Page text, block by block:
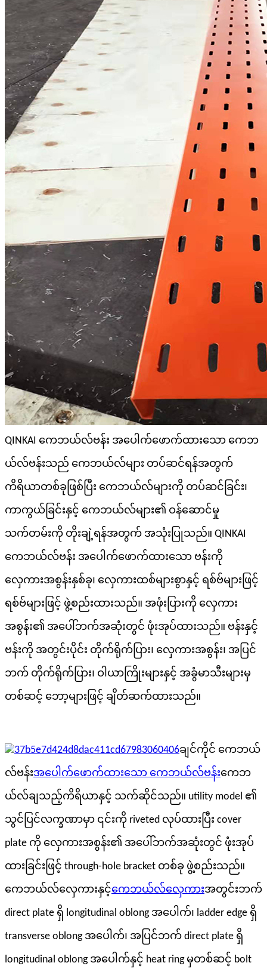
QINKAI ကေဘယ်လ်ဗန်း အပေါက်ဖောက်ထားသော ကေဘ
ယ်လ်ဗန်းသည် ကေဘယ်လ်များ တပ်ဆင်ရန်အတွက်
ကိရိယာတစ်ခုဖြစ်ပြီး ကေဘယ်လ်များကို တပ်ဆင်ခြင်း၊
ကာကွယ်ခြင်းနှင့် ကေဘယ်လ်များ၏ ဝန်ဆောင်မှု
သက်တမ်းကို တိုးချဲ့ရန်အတွက် အသုံးပြုသည်။ QINKAI
ကေဘယ်လ်ဗန်း အပေါက်ဖောက်ထားသော ဗန်းကို
လှေကားအစွန်းနှစ်ခု၊ လှေကားထစ်များစွာနှင့် ရစ်ဗ်များဖြင့်
ရစ်ဗ်များဖြင့် ဖွဲ့စည်းထားသည်။ အဖုံးပြားကို လှေကား
အစွန်း၏ အပေါ်ဘက်အဆုံးတွင် ဖုံးအုပ်ထားသည်။ ဗန်းနှင့်
ဗန်းကို အတွင်းပိုင်း တိုက်ရိုက်ပြား၊ လှေကားအစွန်း၊ အပြင်
ဘက် တိုက်ရိုက်ပြား၊ ဝါယာကြိုးများနှင့် အခွံမာသီးများမှ
တစ်ဆင့် ဘော့များဖြင့် ချိတ်ဆက်ထားသည်။
ချင်ကိုင် ကေဘယ်
လ်ဗန်းအပေါက်ဖောက်ထားသော ကေဘယ်လ်ဗန်းကေဘ
ယ်လ်ချသည့်ကိရိယာနှင့် သက်ဆိုင်သည်။ utility model ၏
သွင်ပြင်လက္ခဏာမှာ ၎င်းကို riveted လုပ်ထားပြီး cover
plate ကို လှေကားအစွန်း၏ အပေါ်ဘက်အဆုံးတွင် ဖုံးအုပ်
ထားခြင်းဖြင့် through-hole bracket တစ်ခု ဖွဲ့စည်းသည်။
ကေဘယ်လ်လှေကားနှင့်ကေဘယ်လ်လှေကားအတွင်းဘက်
direct plate ရှိ longitudinal oblong အပေါက်၊ ladder edge ရှိ
transverse oblong အပေါက်၊ အပြင်ဘက် direct plate ရှိ
longitudinal oblong အပေါက်နှင့် heat ring မှတစ်ဆင့် bolt